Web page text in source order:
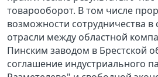
товарооборот. В том числе
возможности сотрудничества в
отрасли между областной
Пинским заводом в Брестской
соглашение индустриального